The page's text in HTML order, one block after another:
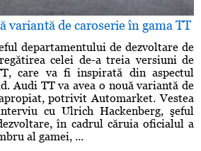
variantă de caroserie în gama TT
departamentului de dezvoltare de
celei de-a treia versiuni de
care va fi inspirată din aspectul
Audi TT va avea o nouă variantă de
potrivit Automarket. Vestea
cu Ulrich Hackenberg, şeful
în cadrul căruia oficialul a
al gamei, ...